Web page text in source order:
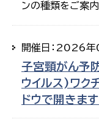
ンの種類をご案内
開催日：2026
子宮頸がん予
ウイルス)ワク
ドウで開きます